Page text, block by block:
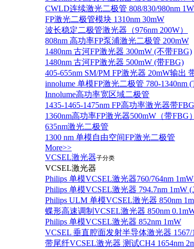
CWLD连续激光二极管 808/830/980nm 1W
FP激光二极管模块 1310nm 30mW
波长稳定二极管激光器（976nm 200W）
808nm 高功率FP泵浦激光二极管 200mW
1480nm 古河FP激光器 300mW (不带FBG)
1480nm 古河FP激光器 500mW (带FBG)
405-655nm SM/PM FP激光器 20mW输出
innolume 单模FP激光二极管 780-
Innolume高功率宽区域二极管
1435-1465-1475nm FP高功率激光器带
1360nm高功率FP激光器500mW（带FBG）
635nm激光二极管
1300 nm 单模自由空间FP激光二极管
More>>
VCSEL激光器子分类
VCSEL激光器
Philips 单模VCSEL激光器760/764nm
Philips 单模VCSEL激光器 794.7nm 1mW
Philips ULM 单模VCSEL激光器 850nm
蝶形高速调制VCSEL激光器 850nm
Philips 单模VCSEL激光器 852nm 1mW
VCSEL 垂直腔面发射半导体激光器 1567/
带尾纤VCSEL激光器 测试CH4 1654nm